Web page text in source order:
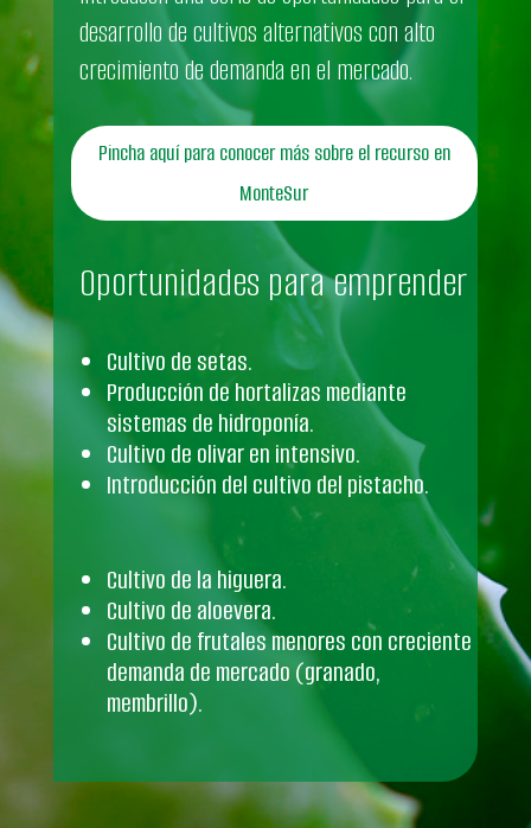
desarrollo de cultivos alternativos con alto
crecimiento de demanda en el mercado.
Pincha aquí para conocer más sobre el recurso en
MonteSur
Oportunidades para emprender
Cultivo de setas.
Producción de hortalizas mediante
sistemas de hidroponía.
Cultivo de olivar en intensivo.
Introducción del cultivo del pistacho.
Cultivo de la higuera.
Cultivo de aloevera.
Cultivo de frutales menores con creciente
demanda de mercado (granado,
membrillo).